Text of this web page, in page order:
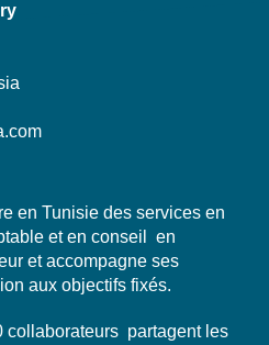
en Tunisie des services en
et en conseil en
et accompagne ses
aux objectifs fixés.
collaborateurs partagent les